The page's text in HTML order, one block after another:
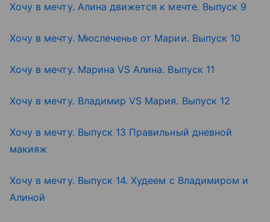
Хочу в мечту. Алина движется к мечте. Выпуск 9
Хочу в мечту. Мюслеченье от Марии. Выпуск 10
Хочу в мечту. Марина VS Алина. Выпуск 11
Хочу в мечту. Владимир VS Мария. Выпуск 12
Хочу в мечту. Выпуск 13 Правильный дневной
макияж
Хочу в мечту. Выпуск 14. Худеем с Владимиром и
Алиной